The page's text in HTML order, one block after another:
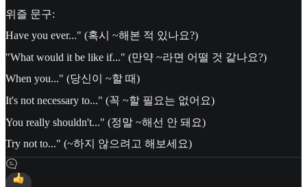
위즐 문구:
Have you ever..." (혹시 ~해본 적 있나요?)
"What would it be like if..." (만약 ~라면 어떨 것 같나요?)
When you..." (당신이 ~할 때)
It's not necessary to..." (꼭 ~할 필요는 없어요)
You really shouldn't..." (정말 ~해선 안 돼요)
Try not to..." (~하지 않으려고 해보세요)